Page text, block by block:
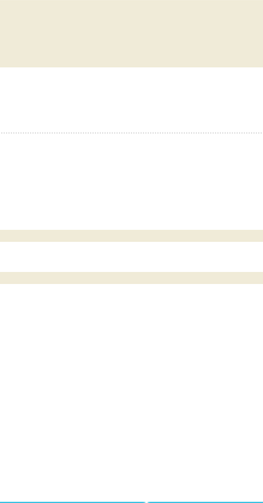
ンジできます
なく、上手い